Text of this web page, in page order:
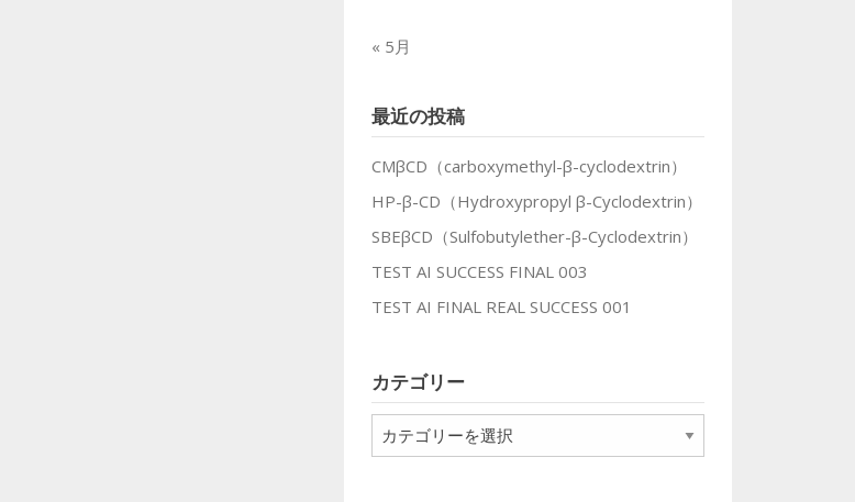
« 5月
最近の投稿
CMβCD（carboxymethyl-β-cyclodextrin）
HP-β-CD（Hydroxypropyl β-Cyclodextrin）
SBEβCD（Sulfobutylether-β-Cyclodextrin）
TEST AI SUCCESS FINAL 003
TEST AI FINAL REAL SUCCESS 001
カテゴリー
テ